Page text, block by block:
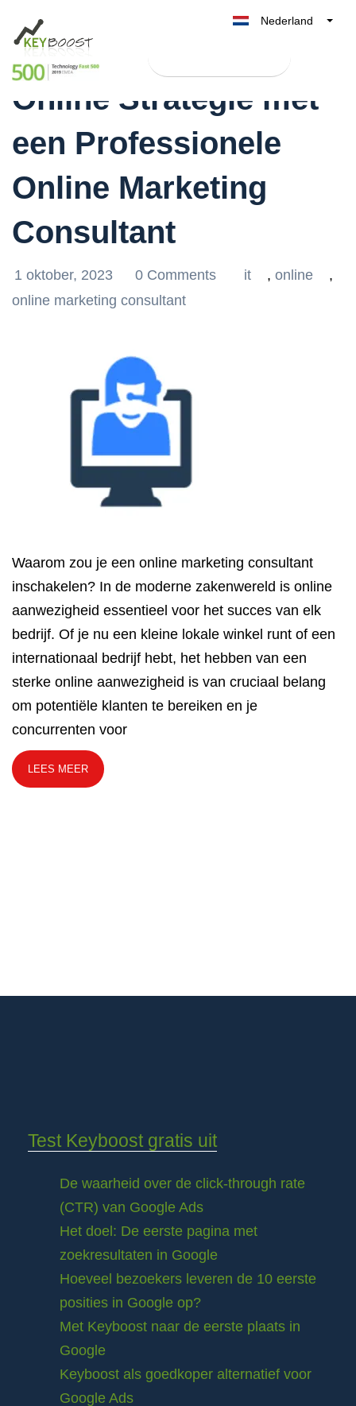
Nederland
België
UK
Haal Meer Uit Jouw
Online Strategie met
een Professionele
Online Marketing
Consultant
1 oktober, 2023 0 Comments it , online
,
online marketing consultant
Waarom zou je een online marketing consultant
inschakelen? In de moderne zakenwereld is online
aanwezigheid essentieel voor het succes van elk
bedrijf. Of je nu een kleine lokale winkel runt of een
internationaal bedrijf hebt, het hebben van een
sterke online aanwezigheid is van cruciaal belang
om potentiële klanten te bereiken en je
concurrenten voor
LEES MEER
Test Keyboost gratis uit
De waarheid over de click-through rate
(CTR) van Google Ads
Het doel: De eerste pagina met
zoekresultaten in Google
Hoeveel bezoekers leveren de 10 eerste
posities in Google op?
Met Keyboost naar de eerste plaats in
Google
Keyboost als goedkoper alternatief voor
Google Ads